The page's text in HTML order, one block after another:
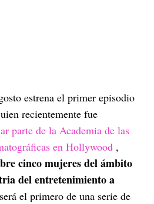
estrena el primer episodio
recientemente fue
parte de la Academia de las
en Hollywood ,
cinco mujeres del ámbito
del entretenimiento a
el primero de una serie de